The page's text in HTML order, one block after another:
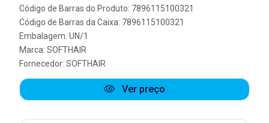
Código de Barras do Produto: 7896115100321
Código de Barras da Caixa: 7896115100321
Embalagem: UN/1
Marca: SOFTHAIR
Fornecedor: SOFTHAIR
Ver preço